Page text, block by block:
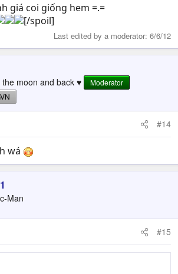
giá coi giống hem =.=
[/spoil]
Last edited by a moderator: 6/6/12
moon and back ♥
Moderator
#14
wá
Man
#15